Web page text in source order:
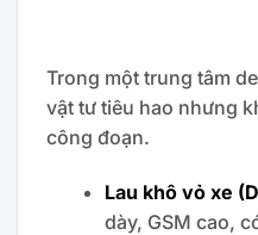
Trong một trung tâm
vật tư tiêu hao nhưng
công đoạn.
Lau khô vỏ xe
dày, GSM cao,